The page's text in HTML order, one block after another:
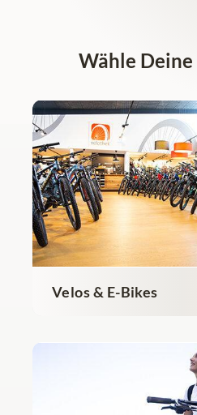
Wähle
Velos & E-Bikes